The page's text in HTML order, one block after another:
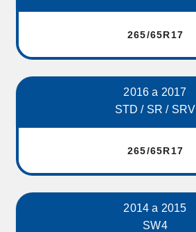
265/65R17
2016 a 2017
STD / SR / SRV
265/65R17
2014 a 2015
SW4